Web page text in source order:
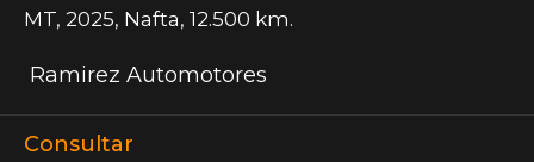
MT, 2025, Nafta, 12.500 km.
Ramirez Automotores
Consultar